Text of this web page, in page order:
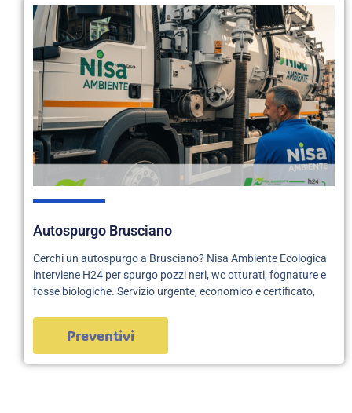
Autospurgo Brusciano
Cerchi un autospurgo a Brusciano? Nisa Ambiente Ecologica
interviene H24 per spurgo pozzi neri, wc otturati, fognature e
fosse biologiche. Servizio urgente, economico e certificato,
Preventivi